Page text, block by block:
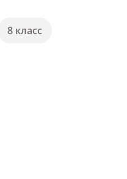
8 класс